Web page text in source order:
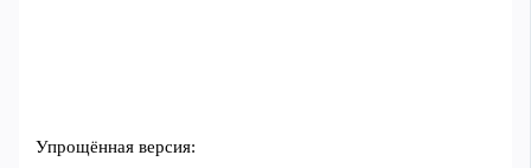
Упрощённая версия: